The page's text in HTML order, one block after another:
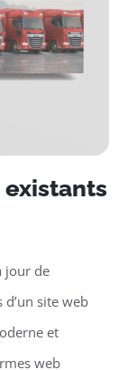
jour de
d’un site web
et
web